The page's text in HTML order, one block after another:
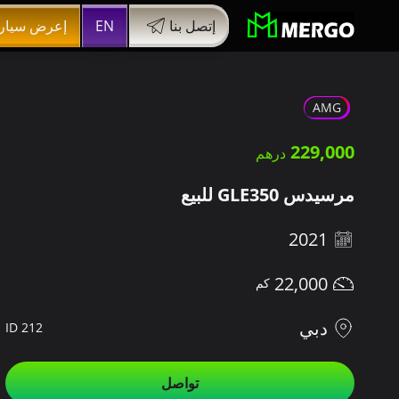
إعرض EN إتصل بنا
AMG
229,000
مرسيدس GLE350 للبيع
2021
22,000
دبي
ID 212
تواصل